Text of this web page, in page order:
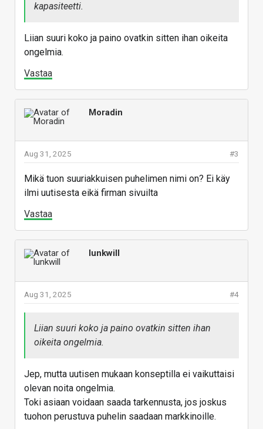
kapasiteetti.
Liian suuri koko ja paino ovatkin sitten ihan oikeita
ongelmia.
Vastaa
Moradin
#3
Aug 31, 2025
Mikä tuon suuriakkuisen puhelimen nimi on? Ei käy
ilmi uutisesta eikä firman sivuilta
Vastaa
lunkwill
#4
Aug 31, 2025
Liian suuri koko ja paino ovatkin sitten ihan
oikeita ongelmia.
Jep, mutta uutisen mukaan konseptilla ei vaikuttaisi
olevan noita ongelmia.
Toki asiaan voidaan saada tarkennusta, jos joskus
tuohon perustuva puhelin saadaan markkinoille.